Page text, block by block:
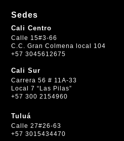
Sedes
Cali Centro
Calle 15#3-66
C.C. Gran Colmena local 104
+57 3045612675
Cali Sur
Carrera 56 # 11A-33
Local 7 “Las Pilas”
+57 300 2154960
Tuluá
Calle 27#26-63
+57 3015434470